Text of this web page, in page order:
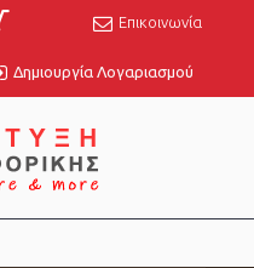
Επικοινωνία
Δημιουργία Λογαριασμού